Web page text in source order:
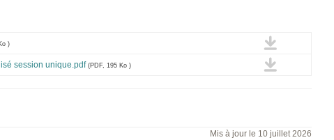
)
session unique.pdf(PDF, 195 Ko )
Mis à jour le 10 juillet 2026